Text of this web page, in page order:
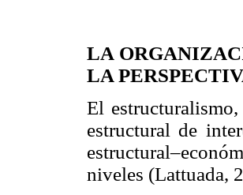
LA
LA
El
estructural de
niveles (Lattuada,